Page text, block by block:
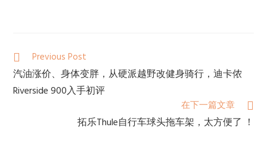
Previous Post
汽油涨价、身体变胖，从硬派越野改健身骑行，迪卡侬
Riverside 900入手初评
在下一篇文章
拓乐Thule自行车球头拖车架，太方便了 ！